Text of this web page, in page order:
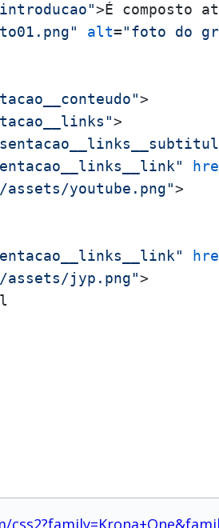
>É composto
alt="foto do
>
>
youtube.png">
jyp.png">